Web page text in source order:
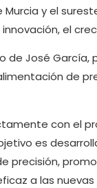
y el
el
de José
de
con el
es
precisión,
a las